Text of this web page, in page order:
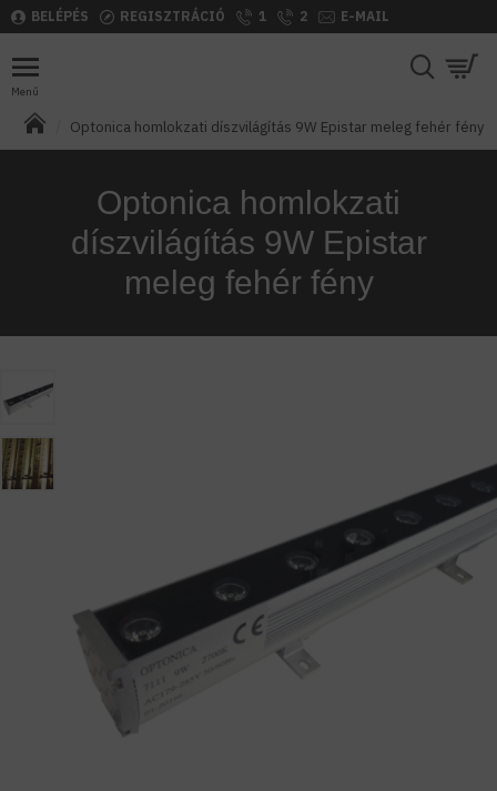
BELÉPÉS REGISZTRÁCIÓ 1 2 E-MAIL
Optonica homlokzati díszvilágítás 9W Epistar meleg fehér fény
Optonica homlokzati
díszvilágítás 9W Epistar
meleg fehér fény